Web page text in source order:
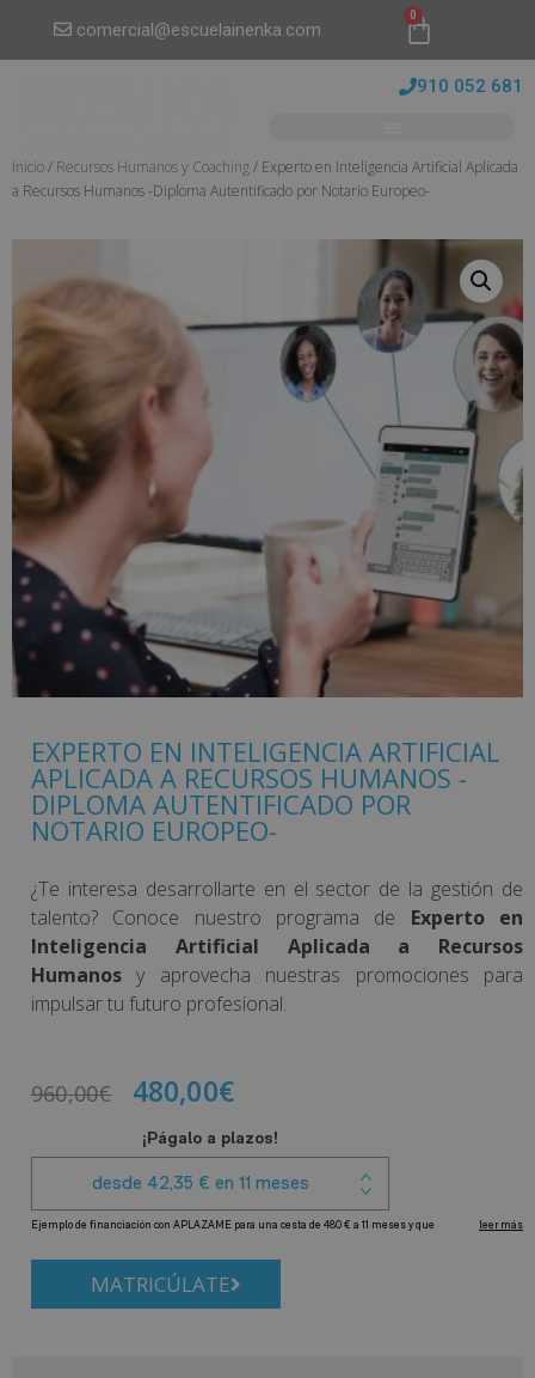
comercial@escuelainenka.com
0
910 052 681
Inicio/ Recursos Humanos y Coaching/ Experto en Inteligencia Artificial Aplicada
a Recursos Humanos -Diploma Autentificado por Notario Europeo-
EXPERTO EN INTELIGENCIA ARTIFICIAL
APLICADA A RECURSOS HUMANOS -
DIPLOMA AUTENTIFICADO POR
NOTARIO EUROPEO-
¿Te interesa desarrollarte en el sector de la gestión de
talento? Conoce nuestro programa de Experto en
Inteligencia Artificial Aplicada a Recursos
Humanos y aprovecha nuestras promociones para
impulsar tu futuro profesional.
960,00€ 480,00€
MATRICÚLATE